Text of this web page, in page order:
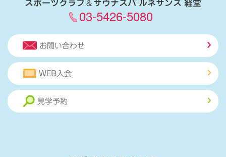
03-5426-5080
お問い合わせ
WEB入会
見学予約